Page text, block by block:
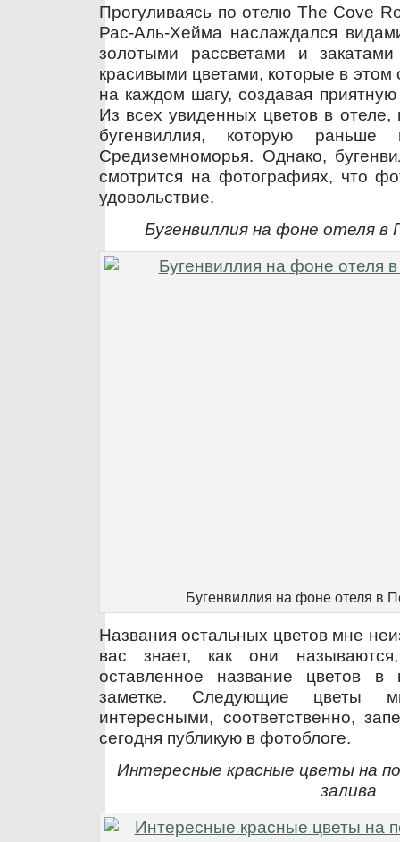
Прогуливаясь по отелю The Cove
Рас-Аль-Хейма наслаждался
золотыми рассветами и
красивыми цветами, которые в этом
на каждом шагу, создавая
Из всех увиденных цветов в
бугенвиллия, которую
Средиземноморья. Однако,
смотрится на фотографиях, что
удовольствие.
Бугенвиллия на фоне отеля в
Бугенвиллия на фоне отеля в
Названия остальных цветов мне
вас знает, как они
оставленное название цветов в
заметке. Следующие цветы
интересными, соответственно,
сегодня публикую в фотоблоге.
Интересные красные цветы на
залива